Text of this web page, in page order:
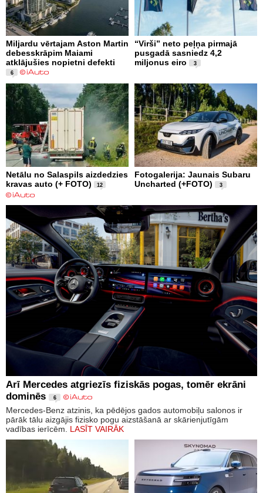
Miljardu vērtajam Aston Martin
debesskrāpim Maiami
atklājušies nopietni defekti
6
“Virši” neto peļņa pirmajā
pusgadā sasniedz 4,2
miljonus eiro
3
Netālu no Salaspils aizdedzies
kravas auto (+ FOTO)
12
Fotogalerija: Jaunais Subaru
Uncharted (+FOTO)
3
Arī Mercedes atgriezīs fiziskās pogas, tomēr ekrāni
dominēs
6
Mercedes-Benz atzinis, ka pēdējos gados automobiļu salonos ir
pārāk tālu aizgājis fizisko pogu aizstāšanā ar skārienjutīgām
vadības ierīcēm. LASĪT VAIRĀK